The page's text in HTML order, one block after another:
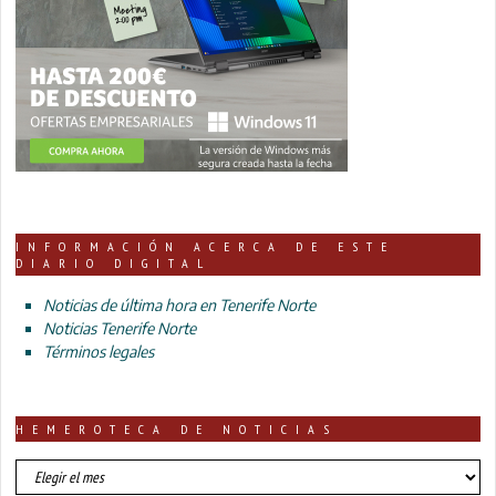
INFORMACIÓN ACERCA DE ESTE
DIARIO DIGITAL
Noticias de última hora en Tenerife Norte
Noticias Tenerife Norte
Términos legales
HEMEROTECA DE NOTICIAS
HEMEROTECA